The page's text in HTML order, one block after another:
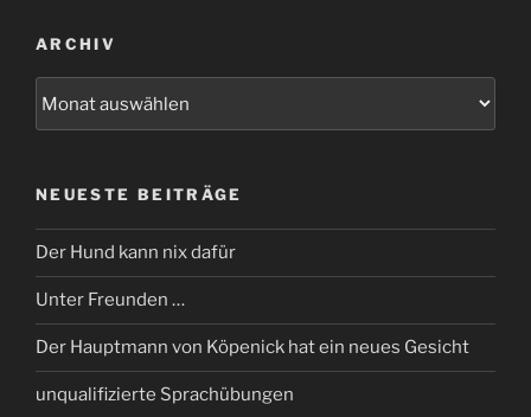
ARCHIV
NEUESTE BEITRÄGE
Der Hund kann nix dafür
Unter Freunden …
Der Hauptmann von Köpenick hat ein neues Gesicht
unqualifizierte Sprachübungen